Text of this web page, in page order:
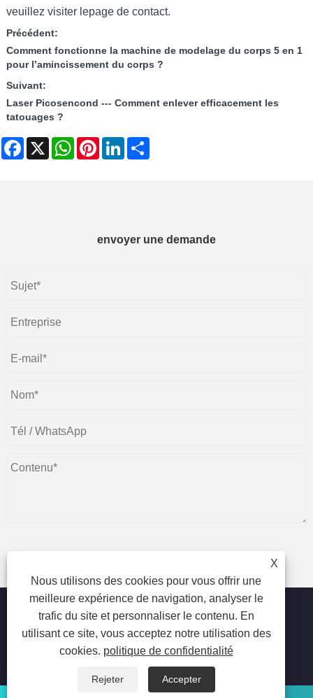
veuillez visiter lepage de contact.
Précédent:
Comment fonctionne la machine de modelage du corps 5 en 1
pour l’amincissement du corps ?
Suivant:
Laser Picosencond --- Comment enlever efficacement les
tatouages ​​?
Facebook
X WhatsAppPinterestLinkedIn
envoyer une demande
X
Nous utilisons des cookies pour vous offrir une
meilleure expérience de navigation, analyser le
trafic du site et personnaliser le contenu. En
utilisant ce site, vous acceptez notre utilisation des
cookies. politique de confidentialité
Rejeter
Accepter
Copyright © 2023 Beijing Oriental Wison Technology Co.,
laser - Tous droits réservés.